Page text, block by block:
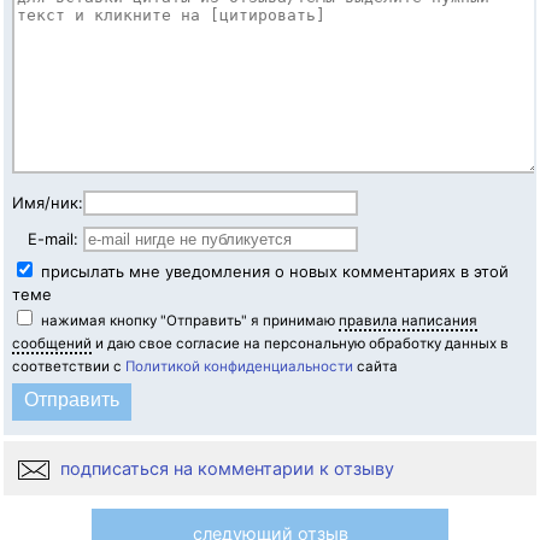
Имя/ник:
E-mail:
присылать мне уведомления о новых комментариях в этой
теме
нажимая кнопку "Отправить" я принимаю правила написания
сообщений и даю свое согласие на персональную обработку данных в
соответствии с Политикой конфиденциальности сайта
подписаться на комментарии к отзыву
следующий отзыв